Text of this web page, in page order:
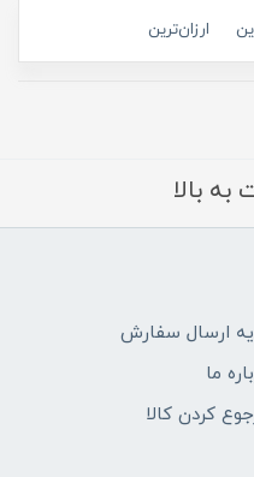
ارزان‌ترین
بالا
ارسال سفارش
ما
کردن کالا